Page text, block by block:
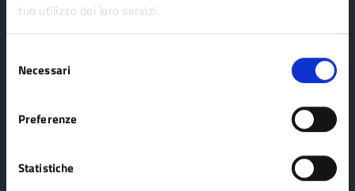
tuo utilizzo dei loro servizi.
delNecessari
Preferenze
Statistiche
Politici
Personale amministrativo
CATEGORIE DI SERVIZIO
Ambiente